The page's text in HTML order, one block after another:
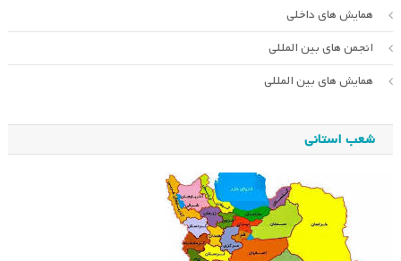
همایش های داخلی
انجمن های بین المللی
همایش های بین المللی
شعب استانی